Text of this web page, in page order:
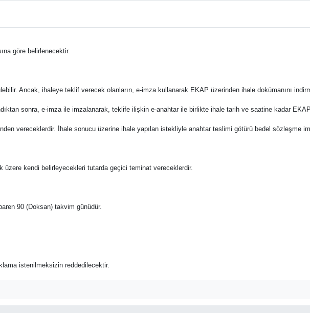
göre belirlenecektir.
Ancak, ihaleye teklif verecek olanların, e-imza kullanarak EKAP üzerinden ihale dokümanını
sonra, e-imza ile imzalanarak, teklife ilişkin e-anahtar ile birlikte ihale tarih ve saatine kadar
vereceklerdir. İhale sonucu üzerine ihale yapılan istekliyle anahtar teslimi götürü bedel sözleşme
kendi belirleyecekleri tutarda geçici teminat vereceklerdir.
90 (Doksan) takvim günüdür.
istenilmeksizin reddedilecektir.